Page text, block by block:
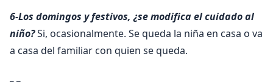
6-Los domingos y festivos, ¿se modifica el cuidado al
niño?Si, ocasionalmente. Se queda la niña en casa o va
a casa del familiar con quien se queda.